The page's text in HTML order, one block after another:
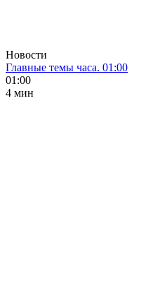
Новости
Главные темы часа. 01:00
01:00
4 мин